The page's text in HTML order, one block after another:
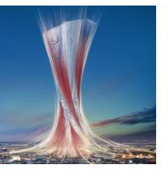
Препелица, Кристиан
Бревелд,